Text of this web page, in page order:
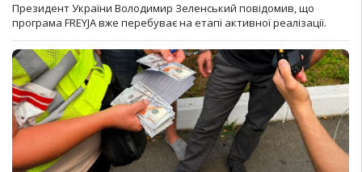
Президент України Володимир Зеленський повідомив, що
програма FREYJA вже перебуває на етапі активної реалізації.